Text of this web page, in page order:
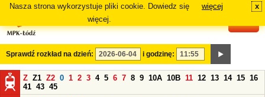
Nasza strona wykorzystuje pliki cookie. Dowiedz się
więcej.
więcej x
Sprawdź rozkład na dzień: i godzinę:
Z Z1 Z2 0 1 2 3 4 5 6 7 8 9 10A 10B 11 12 13 14 15 16
41 43 45